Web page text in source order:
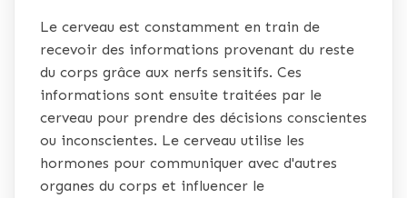
Le cerveau est constamment en train de
recevoir des informations provenant du reste
du corps grâce aux nerfs sensitifs. Ces
informations sont ensuite traitées par le
cerveau pour prendre des décisions conscientes
ou inconscientes. Le cerveau utilise les
hormones pour communiquer avec d'autres
organes du corps et influencer le